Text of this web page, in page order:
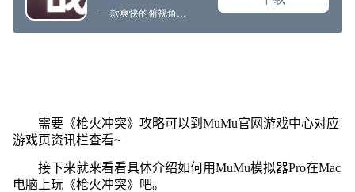
需要《枪火冲突》攻略可以到MuMu官网游戏中心对应
游戏页资讯栏查看~
接下来就来看看具体介绍如何用MuMu模拟器Pro在Mac
电脑上玩《枪火冲突》吧。